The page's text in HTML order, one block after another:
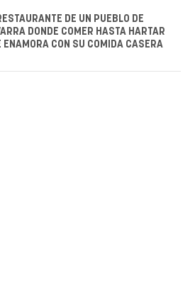
DE UN PUEBLO DE
DONDE COMER HASTA HARTAR
ENAMORA CON SU COMIDA CASERA